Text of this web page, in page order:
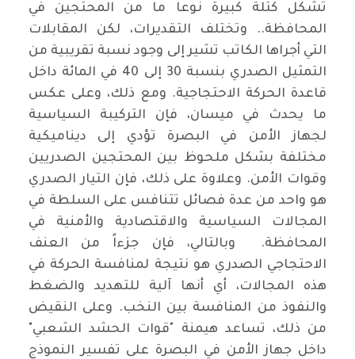
تشكل كتلة كبيرة نوعا ما من المحتجين في
المحافظة.. وتختلف التقديرات، لكن المقابلات
التي أجراها الكاتب تشير إلى وجود نسبة تقريبية من
التمثيل الصدري بنسبة 30 إلى 40 في المائة داخل
قاعدة الحركة الاحتجاجية. ومع ذلك، وعلى عكس
ما يحدث في ميسان، فإن التركيبة السياسية
لجهاز الأمن في البصرة تؤدي إلى ديناميكية
مختلفة بشكل ملحوظ بين المحتجين الصدريين
وقوات الأمن. وعلاوة على ذلك، فإن التيار الصدري
هو واحد من عدة فصائل تتنافس على السلطة في
المجالات السياسية والاقتصادية والأمنية في
المحافظة. وبالتالي، فإن جزءاً من العنف
الاحتجاجي الصدري هو نتيجة لمنافسة الحركة في
هذه المجالات، أي أنها آلية للتهديد والضغط
والنفوذ من المنافسة بين النخب. وعلى النقيض
من ذلك، تساعد هيمنة "قوات الحشد الشعبي"
داخل جهاز الأمن في البصرة على تفسير النموذج